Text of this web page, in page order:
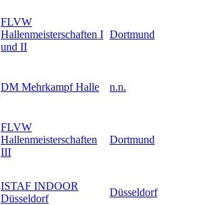
FLVW
Hallenmeisterschaften I
und II
Dortmund
DM Mehrkampf Halle n.n.
FLVW
Hallenmeisterschaften
III
Dortmund
ISTAF INDOOR
Düsseldorf
Düsseldorf